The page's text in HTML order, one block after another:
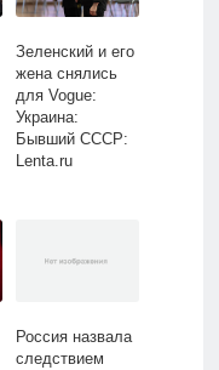
Зеленский и его
жена снялись
для Vogue:
Украина:
Бывший СССР:
Lenta.ru
Россия назвала
следствием